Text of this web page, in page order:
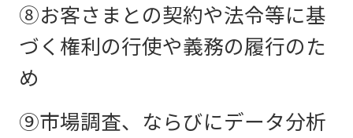
⑧お客さまとの契約や法令等に基
づく権利の行使や義務の履行のた
め
⑨市場調査、ならびにデータ分析